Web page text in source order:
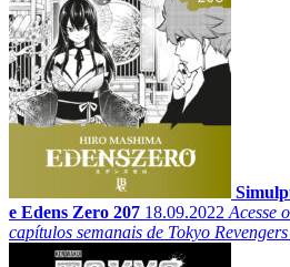
e Edens Zero 207 18.09.2022 Acesse
capítulos semanais de Tokyo